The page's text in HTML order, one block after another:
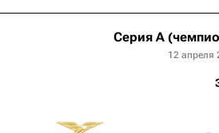
Серия А
12 апреля